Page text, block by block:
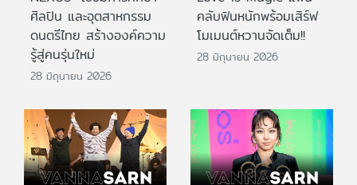
ศิลปิน และอุตสาหกรรม
ดนตรีไทย สร้างองค์ความ
รู้สู่คนรุ่นใหม่
28 มิถุนายน 2026
คลับฟินหนักพร้อมเสิร์ฟ
โมเมนต์หวานจัดเต็ม!!
28 มิถุนายน 2026